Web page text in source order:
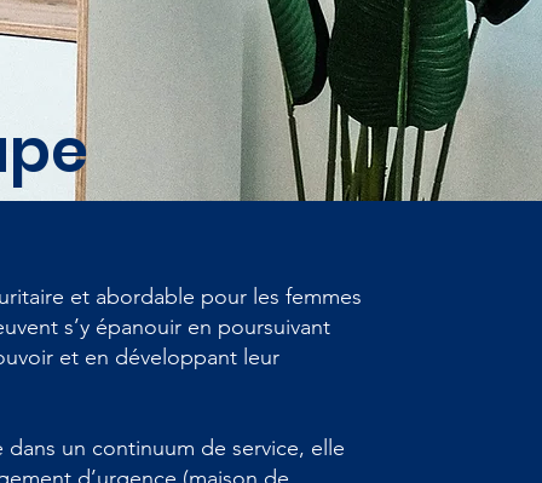
et abordable pour les femmes
s’y épanouir en poursuivant
et en développant leur
un continuum de service, elle